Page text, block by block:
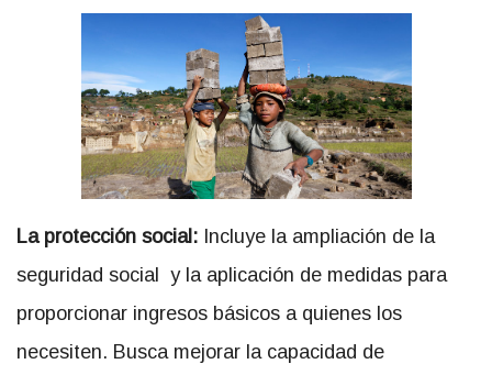
La protección social: Incluye la ampliación de la
seguridad social y la aplicación de medidas para
proporcionar ingresos básicos a quienes los
necesiten. Busca mejorar la capacidad de